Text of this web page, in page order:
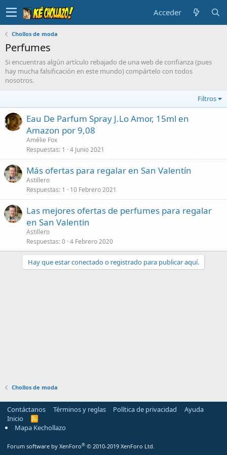
Acceder
Chollos de moda
Perfumes
Si encuentras algún artículo rebajado de una web de confianza (pues
hay mucha falsificación en este mundo) compártelo con todos
nosotros.
Filtros
Eau De Parfum Spray J.Lo Amor, 15ml en
Amazon por 9,08
Amélie Fox
Respuestas 1 4 Junio 2021
Más ofertas para regalar en San Valentín
Astillero
Respuestas 1 10 Febrero 2021
Las mejores ofertas de perfumes para regalar
en San Valentin
Astillero
Respuestas 0 4 Febrero 2020
Hay que estar conectado o registrado para publicar aquí.
Chollos de moda
Contáctanos Términos y reglas Política de privacidad
Ayuda
Inicio
R
S
S
Mapa Kechollazo
Forum software by XenForo® © 2010-2019 XenForo Ltd.